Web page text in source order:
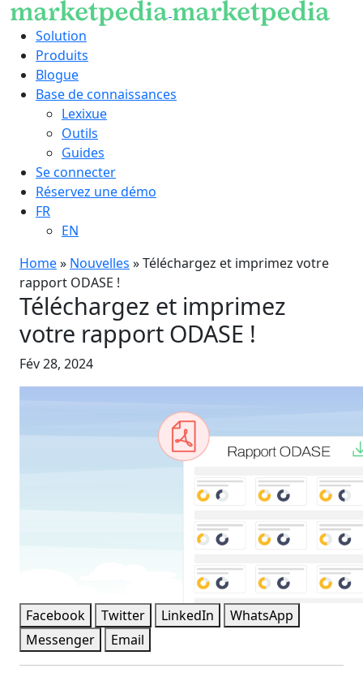
Solution
Produits
Blogue
Base de connaissances
Lexixue
Outils
Guides
Se connecter
Réservez une démo
FR
EN
Home» Nouvelles »Téléchargez et imprimez votre
rapport ODASE !
Téléchargez et imprimez
votre rapport ODASE !
Fév 28, 2024
Facebook Twitter LinkedIn
WhatsApp
Messenger
Email